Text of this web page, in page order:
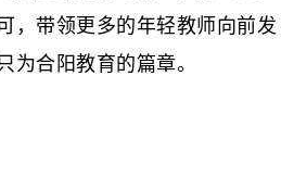
，带领更多的年轻教师向前发
为合阳教育的篇章。